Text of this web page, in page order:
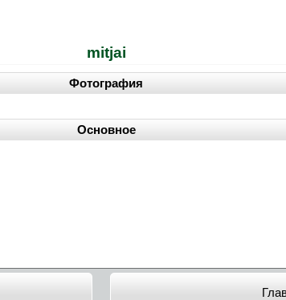
mitjai
Фотография
Основное